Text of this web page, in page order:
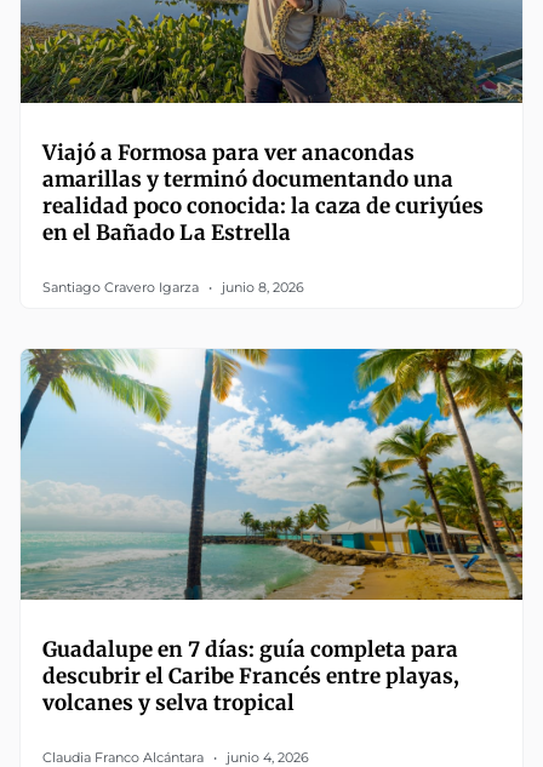
Viajó a Formosa para ver anacondas
amarillas y terminó documentando una
realidad poco conocida: la caza de curiyúes
en el Bañado La Estrella
Santiago Cravero Igarza junio 8, 2026
Guadalupe en 7 días: guía completa para
descubrir el Caribe Francés entre playas,
volcanes y selva tropical
Claudia Franco Alcántara junio 4, 2026